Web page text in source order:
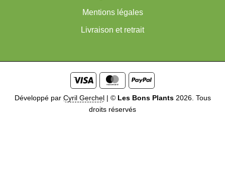
Mentions légales
Livraison et retrait
Visa MasterCardPayPal
Développé par Cyril Gerchel | © Les Bons Plants2026. Tous
droits réservés